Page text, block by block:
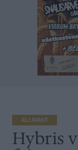
ALLMÄNT
Hybris